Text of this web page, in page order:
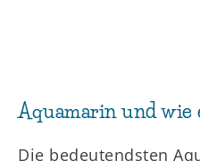
Aquamarin und wie
Die bedeutendsten